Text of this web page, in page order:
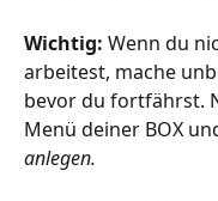
Wichtig: Wenn du
arbeitest, mache
bevor du fortfährst.
Menü deiner BOX
anlegen.